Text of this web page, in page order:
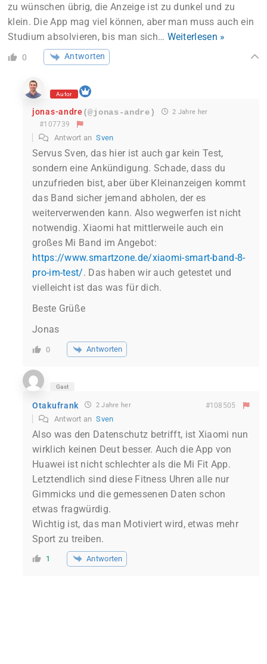
zu wünschen übrig, die Anzeige ist zu dunkel und zu
klein. Die App mag viel können, aber man muss auch ein
Studium absolvieren, bis man sich… Weiterlesen »
0 Antworten
Autor
jonas-andre(@jonas-andre) 2 Jahre her
#107739
Antwort anSven
Servus Sven, das hier ist auch gar kein Test,
sondern eine Ankündigung. Schade, dass du
unzufrieden bist, aber über Kleinanzeigen kommt
das Band sicher jemand abholen, der es
weiterverwenden kann. Also wegwerfen ist nicht
notwendig. Xiaomi hat mittlerweile auch ein
großes Mi Band im Angebot:
https://www.smartzone.de/xiaomi-smart-band-8-
pro-im-test/. Das haben wir auch getestet und
vielleicht ist das was für dich.
Beste Grüße
Jonas
0 Antworten
Gast
Otakufrank 2 Jahre her #108505
Antwort anSven
Also was den Datenschutz betrifft, ist Xiaomi nun
wirklich keinen Deut besser. Auch die App von
Huawei ist nicht schlechter als die Mi Fit App.
Letztendlich sind diese Fitness Uhren alle nur
Gimmicks und die gemessenen Daten schon
etwas fragwürdig.
Wichtig ist, das man Motiviert wird, etwas mehr
Sport zu treiben.
1 Antworten